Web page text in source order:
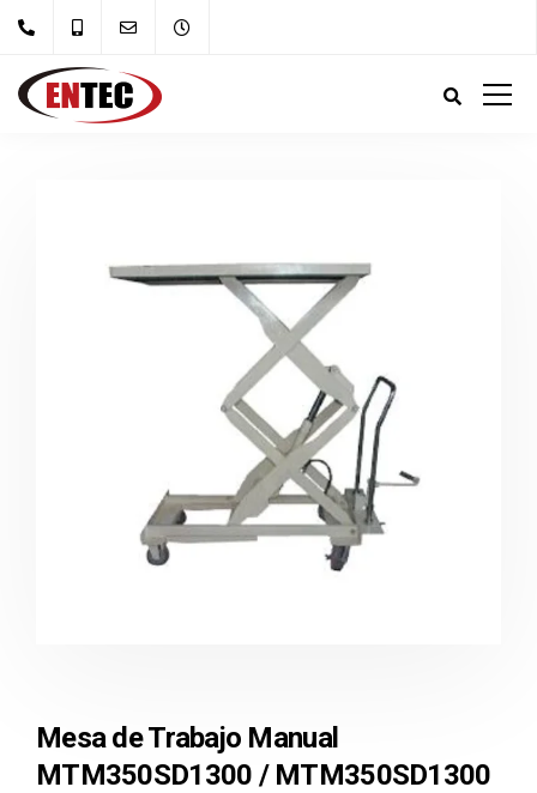
Mesa de Trabajo Manual
MTM350SD1300 / MTM350SD1300